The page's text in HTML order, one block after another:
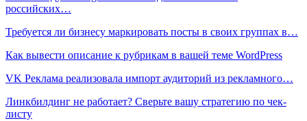
российских…
Требуется ли бизнесу маркировать посты в своих группах в…
Как вывести описание к рубрикам в вашей теме WordPress
VK Реклама реализовала импорт аудиторий из рекламного…
Линкбилдинг не работает? Сверьте вашу стратегию по чек-
листу